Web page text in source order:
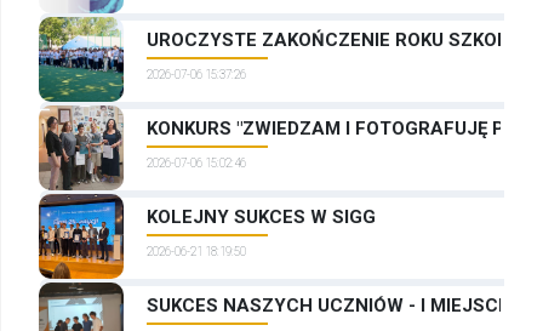
UROCZYSTE ZAKOŃCZENIE ROKU
2026-07-06 15:37:26
KONKURS "ZWIEDZAM I FOTOGRAFUJĘ
2026-07-06 15:02:46
KOLEJNY SUKCES W SIGG
2026-06-21 18:19:50
SUKCES NASZYCH UCZNIÓW - I MIEJSCE W